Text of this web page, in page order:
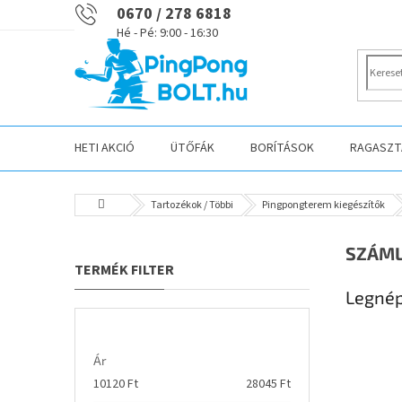
0670 / 278 6818
HETI AKCIÓ ÜTŐFÁK BORÍTÁSOK
KezdőlapTartozékok / Többi Pingpongterem kiegészítők
l
d
a
Ár
10120Ft 28045 Ft